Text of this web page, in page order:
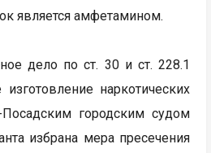
является амфетамином.
дело по ст. 30 и ст. 228.1
наркотических
городским судом
избрана мера пресечения